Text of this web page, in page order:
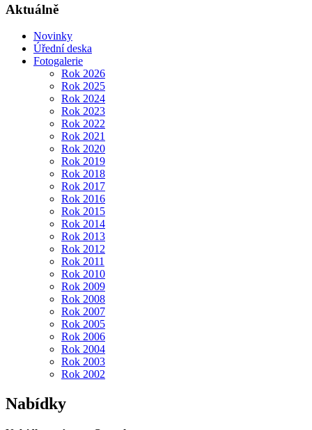
Aktuálně
Novinky
Úřední deska
Fotogalerie
Rok 2026
Rok 2025
Rok 2024
Rok 2023
Rok 2022
Rok 2021
Rok 2020
Rok 2019
Rok 2018
Rok 2017
Rok 2016
Rok 2015
Rok 2014
Rok 2013
Rok 2012
Rok 2011
Rok 2010
Rok 2009
Rok 2008
Rok 2007
Rok 2005
Rok 2006
Rok 2004
Rok 2003
Rok 2002
Nabídky